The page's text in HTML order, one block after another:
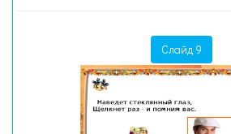
Слайд 9